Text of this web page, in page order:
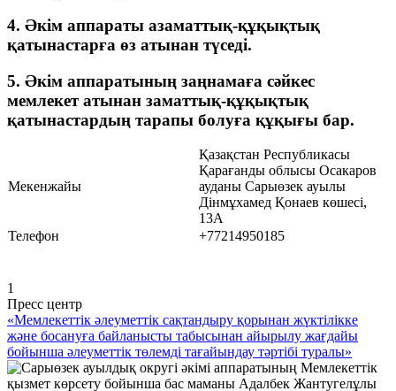
4. Әкім аппараты азаматтық-құқықтық
қатынастарға өз атынан түседі.
5. Әкім аппаратының заңнамаға сәйкес
мемлекет атынан заматтық-құқықтық
қатынастардың тарапы болуға құқығы бар.
Мекенжайы
Қазақстан Республикасы
Қарағанды облысы Осакаров
ауданы Сарыөзек ауылы
Дінмұхамед Қонаев көшесі,
13А
Телефон
+77214950185
1
Пресс центр
«Мемлекеттік әлеуметтік сақтандыру қорынан жүктілікке
және босануға байланысты табысынан айырылу жағдайы
бойынша әлеуметтік төлемді тағайындау тәртібі туралы»